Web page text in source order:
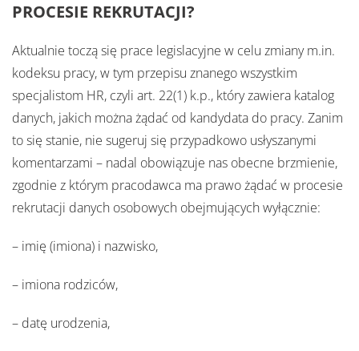
PROCESIE REKRUTACJI?
Aktualnie toczą się prace legislacyjne w celu zmiany m.in.
kodeksu pracy, w tym przepisu znanego wszystkim
specjalistom HR, czyli art. 22(1) k.p., który zawiera katalog
danych, jakich można żądać od kandydata do pracy. Zanim
to się stanie, nie sugeruj się przypadkowo usłyszanymi
komentarzami – nadal obowiązuje nas obecne brzmienie,
zgodnie z którym pracodawca ma prawo żądać w procesie
rekrutacji danych osobowych obejmujących wyłącznie:
– imię (imiona) i nazwisko,
– imiona rodziców,
– datę urodzenia,